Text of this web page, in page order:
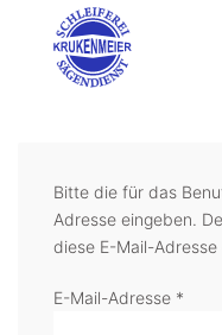
Bitte die für das
Adresse eingeben.
diese E-Mail-Adresse
E-Mail-Adresse *